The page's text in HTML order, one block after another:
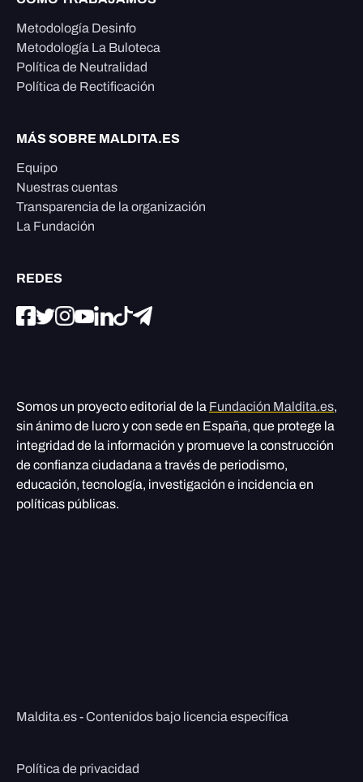
Metodología Desinfo
Metodología La Buloteca
Política de Neutralidad
Política de Rectificación
MÁS SOBRE MALDITA.ES
Equipo
Nuestras cuentas
Transparencia de la organización
La Fundación
REDES
Somos un proyecto editorial de la Fundación Maldita.es,
sin ánimo de lucro y con sede en España, que protege la
integridad de la información y promueve la construcción
de confianza ciudadana a través de periodismo,
educación, tecnología, investigación e incidencia en
políticas públicas.
Maldita.es - Contenidos bajo licencia específica
Política de privacidad